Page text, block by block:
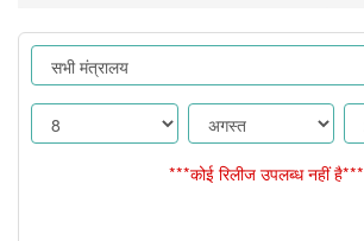
***कोई रिलीज उपलब्ध नहीं है***